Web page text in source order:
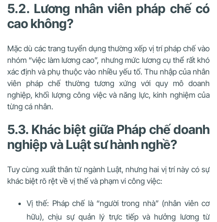
5.2. Lương nhân viên pháp chế có
cao không?
Mặc dù các trang tuyển dụng thường xếp vị trí pháp chế vào
nhóm “việc làm lương cao”, nhưng mức lương cụ thể rất khó
xác định và phụ thuộc vào nhiều yếu tố. Thu nhập của nhân
viên pháp chế thường tương xứng với quy mô doanh
nghiệp, khối lượng công việc và năng lực, kinh nghiệm của
từng cá nhân.
5.3. Khác biệt giữa Pháp chế doanh
nghiệp và Luật sư hành nghề?
Tuy cùng xuất thân từ ngành Luật, nhưng hai vị trí này có sự
khác biệt rõ rệt về vị thế và phạm vi công việc:
Vị thế: Pháp chế là “người trong nhà” (nhân viên cơ
hữu), chịu sự quản lý trực tiếp và hưởng lương từ